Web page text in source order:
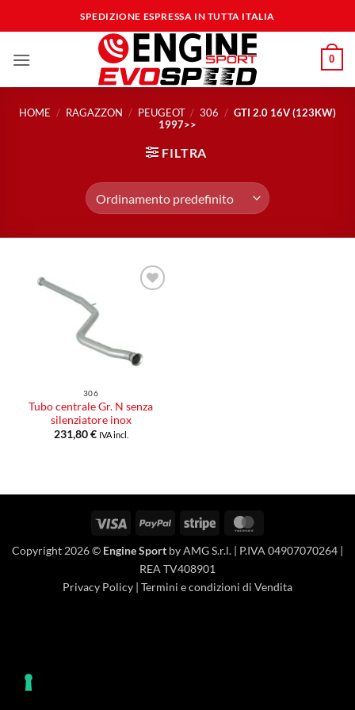
ai
SPEDIZIONE ESPRESSA IN TUTTA ITALIA
0
HOME / RAGAZZON / PEUGEOT / 306 / GTI 2.0 16V (123KW)
1997>>
FILTRA
306
Tubo centrale Gr. N senza
silenziatore inox
231,80€ IVA incl.
Visa PayPal Stripe
Copyright 2026 © Engine Sport by AMG S.r.l. | P.IVA 04907070264 |
REA TV408901
Privacy Policy | Termini e condizioni di Vendita